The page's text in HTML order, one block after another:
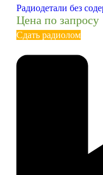
Радиодетали без
Цена по запросу
Сдать радиолом